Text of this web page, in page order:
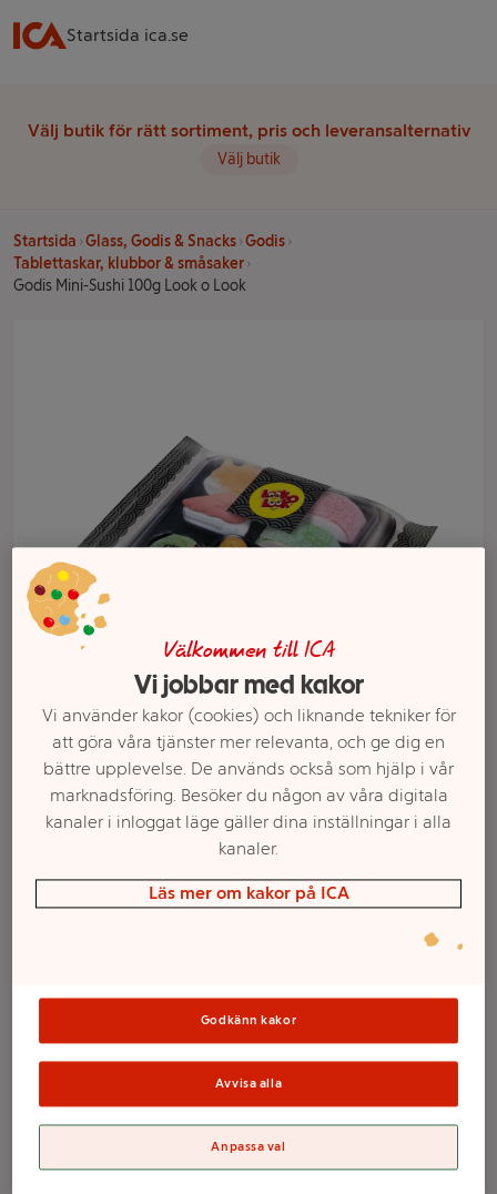
Startsida ica.se
Välj butik för rätt sortiment, pris och leveransalternativ
Välj butik
Startsida Glass, Godis & Snacks Godis
Tablettaskar, klubbor & småsaker
Godis Mini-Sushi 100g Look o Look
100g Look o Look
Varumärke
Look o Look
Välj butik och handla
Sortimentet kan variera mellan butikerna
Välkommen till ICA
Vi jobbar med kakor
Vi använder kakor (cookies) och liknande tekniker för
att göra våra tjänster mer relevanta, och ge dig en
bättre upplevelse. De används också som hjälp i vår
marknadsföring. Besöker du någon av våra digitala
kanaler i inloggat läge gäller dina inställningar i alla
kanaler.
Läs mer om kakor på ICA
Godkänn kakor
Avvisa alla
Anpassa val